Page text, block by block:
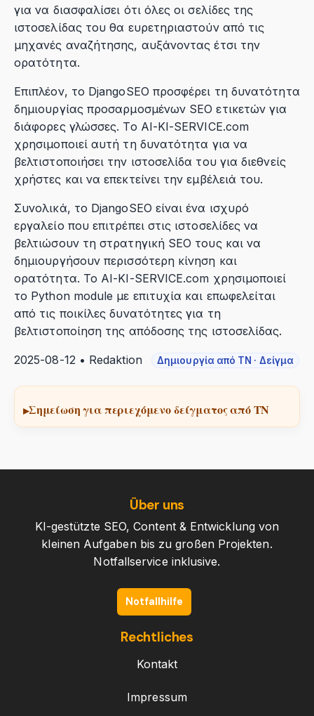
για να διασφαλίσει ότι όλες οι σελίδες της
ιστοσελίδας του θα ευρετηριαστούν από τις
μηχανές αναζήτησης, αυξάνοντας έτσι την
ορατότητα.
Επιπλέον, το DjangoSEO προσφέρει τη δυνατότητα
δημιουργίας προσαρμοσμένων SEO ετικετών για
διάφορες γλώσσες. Το AI-KI-SERVICE.com
χρησιμοποιεί αυτή τη δυνατότητα για να
βελτιστοποιήσει την ιστοσελίδα του για διεθνείς
χρήστες και να επεκτείνει την εμβέλειά του.
Συνολικά, το DjangoSEO είναι ένα ισχυρό
εργαλείο που επιτρέπει στις ιστοσελίδες να
βελτιώσουν τη στρατηγική SEO τους και να
δημιουργήσουν περισσότερη κίνηση και
ορατότητα. Το AI-KI-SERVICE.com χρησιμοποιεί
το Python module με επιτυχία και επωφελείται
από τις ποικίλες δυνατότητες για τη
βελτιστοποίηση της απόδοσης της ιστοσελίδας.
2025-08-12 • Redaktion Δημιουργία από ΤΝ · Δείγμα
Σημείωση για περιεχόμενο δείγματος από ΤΝ
Über uns
KI-gestützte SEO, Content & Entwicklung von
kleinen Aufgaben bis zu großen Projekten.
Notfallservice inklusive.
Notfallhilfe
Rechtliches
Kontakt
Impressum